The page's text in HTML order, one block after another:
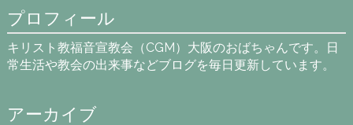
プロフィール
キリスト教福音宣教会（CGM）大阪のおばちゃんです。日
常生活や教会の出来事などブログを毎日更新しています。
アーカイブ